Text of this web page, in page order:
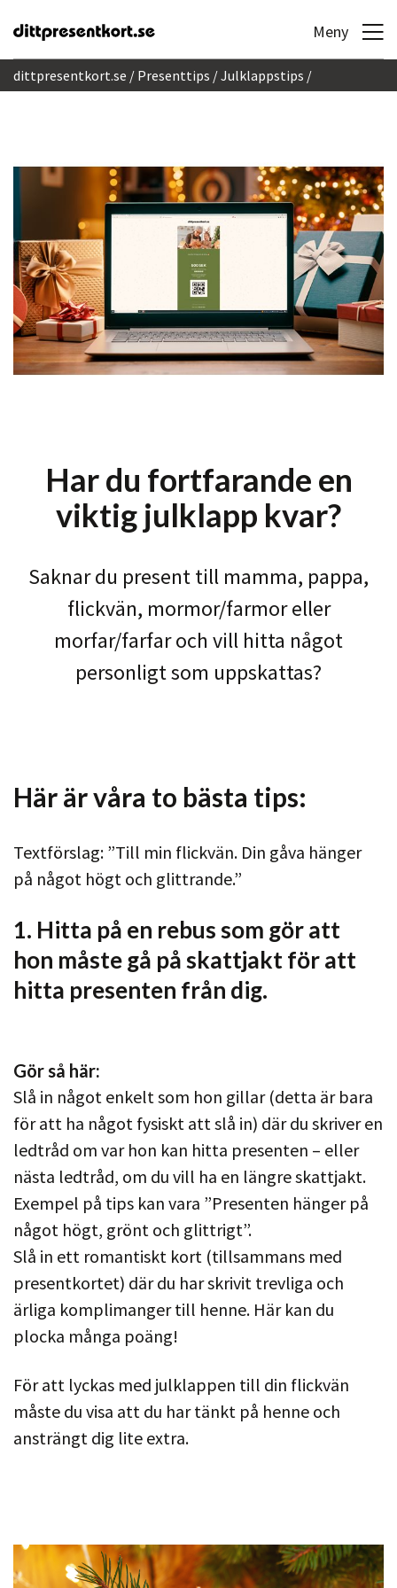
Meny
dittpresentkort.se Presenttips
Julklappstips
Har du fortfarande en
viktig julklapp kvar?
Saknar du present till mamma, pappa,
flickvän, mormor/farmor eller
morfar/farfar och vill hitta något
personligt som uppskattas?
Här är våra to bästa tips:
Textförslag: ”Till min flickvän. Din gåva hänger
på något högt och glittrande.”
1. Hitta på en rebus som gör att
hon måste gå på skattjakt för att
hitta presenten från dig.
Gör så här:
Slå in något enkelt som hon gillar (detta är bara
för att ha något fysiskt att slå in) där du skriver en
ledtråd om var hon kan hitta presenten – eller
nästa ledtråd, om du vill ha en längre skattjakt.
Exempel på tips kan vara ”Presenten hänger på
något högt, grönt och glittrigt”.
Slå in ett romantiskt kort (tillsammans med
presentkortet) där du har skrivit trevliga och
ärliga komplimanger till henne. Här kan du
plocka många poäng!
För att lyckas med julklappen till din flickvän
måste du visa att du har tänkt på henne och
ansträngt dig lite extra.